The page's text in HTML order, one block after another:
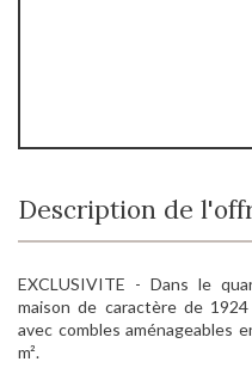
Description de
EXCLUSIVITE - Dans le
maison de caractère de 1924
avec combles aménageables
m².